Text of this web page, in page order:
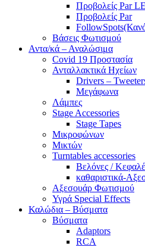
Προβολείς Par
Προβολείς Par
Βάσεις Φωτισμού
Αντα/κά – Αναλώσιμα
Covid 19 Προστασία
Ανταλλακτικά Ηχείων
Drivers –
Μεγάφωνα
Λάμπες
Stage Accessories
Stage Tapes
Μικροφώνων
Μικτών
Turntables accessories
Βελόνες /
καθαριστικά-
Αξεσουάρ Φωτισμού
Υγρά Special Effects
Καλώδια – Βύσματα
Βύσματα
Adaptors
RCA